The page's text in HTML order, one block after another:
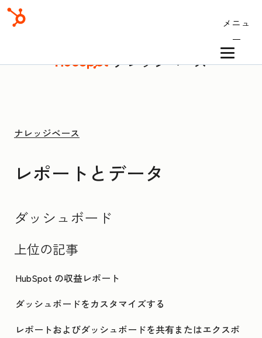
メニュ
ー
ナレッジベース
ナレッジベース
レポートとデータ
ダッシュボード
上位の記事
HubSpot の収益レポート
ダッシュボードをカスタマイズする
レポートおよびダッシュボードを共有またはエクスポ